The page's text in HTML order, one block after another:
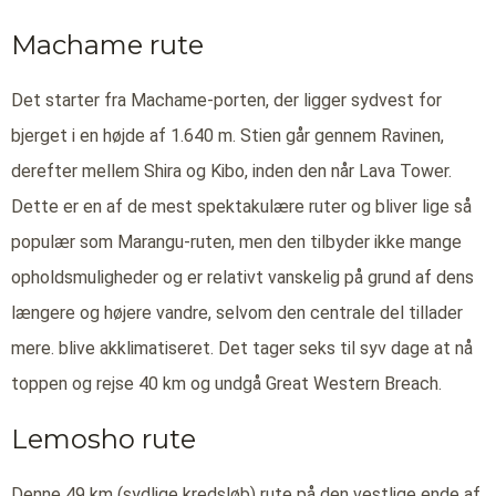
Machame rute
Det starter fra Machame-porten, der ligger sydvest for
bjerget i en højde af 1.640 m. Stien går gennem Ravinen,
derefter mellem Shira og Kibo, inden den når Lava Tower.
Dette er en af de mest spektakulære ruter og bliver lige så
populær som Marangu-ruten, men den tilbyder ikke mange
opholdsmuligheder og er relativt vanskelig på grund af dens
længere og højere vandre, selvom den centrale del tillader
mere. blive akklimatiseret. Det tager seks til syv dage at nå
toppen og rejse 40 km og undgå Great Western Breach.
Lemosho rute